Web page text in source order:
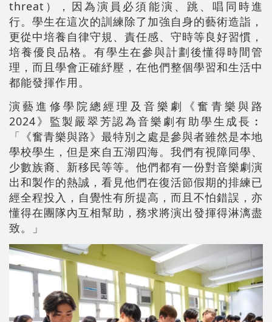
threat），因為演員必須能演、跳、唱同時進
行。學生在這次的訓練除了加強自身的藝術造詣，
更從中培養自律守規、責任感、守時等良好習慣，
培養優良品格。有學生在參與計劃後懂得時間管
理，而且學會正確紓壓，在他們整個學習和生活中
都能發揮作用。
演藝進修學院總經理及音樂劇《奮青樂與路
2024》監製嚴翠芳認為音樂劇有助學生成長︰
「《奮青樂與路》最特別之處是參與者雖然是本地
學校學生，但是來自五湖四海。我們有視障同學、
少數族裔、新移民等等。他們都有一份對音樂劇演
出和製作的熱誠，看見他們在復活節假期的排練已
經全程投入，自覺性有所提高，而且不怕錯誤，亦
懂得在團隊內互相幫助，務求將演出發揮得淋漓盡
致。」